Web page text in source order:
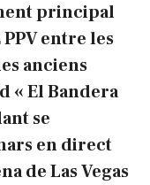
principal
entre les
anciens
« El Bandera
se
en direct
de Las Vegas